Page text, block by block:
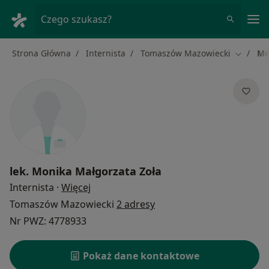
Czego szukasz?
Strona Główna Internista Tomaszów Mazowiecki Zmień
lek. Monika Małgorzata Zoła
Internista · Więcej
Tomaszów Mazowiecki 2 adresy
Nr PWZ: 4778933
Pokaż dane kontaktowe